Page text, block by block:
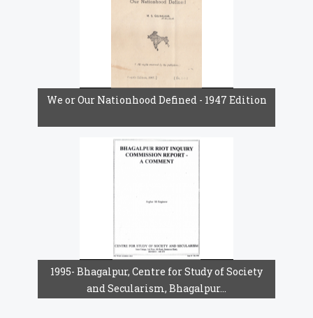
We or Our Nationhood Defined - 1947 Edition
1995- Bhagalpur, Centre for Study of Society
and Secularism, Bhagalpur...